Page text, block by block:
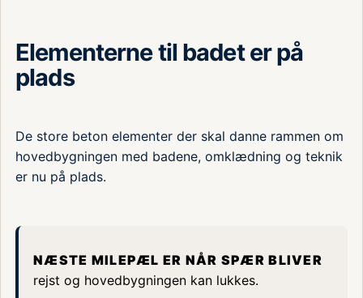
Elementerne til badet er på
plads
De store beton elementer der skal danne rammen om
hovedbygningen med badene, omklædning og teknik
er nu på plads.
Næste milepæl er når spær bliver
rejst og hovedbygningen kan lukkes.